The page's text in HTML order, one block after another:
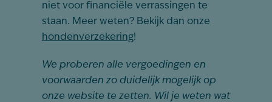
niet voor financiële verrassingen te
staan. Meer weten? Bekijk dan onze
hondenverzekering!
We proberen alle vergoedingen en
voorwaarden zo duidelijk mogelijk op
onze website te zetten. Wil je weten wat